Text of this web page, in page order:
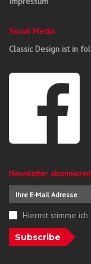
Social Media
Classic Design ist in
Newsletter abonnieren
Hiermit stimme ich
Subscribe